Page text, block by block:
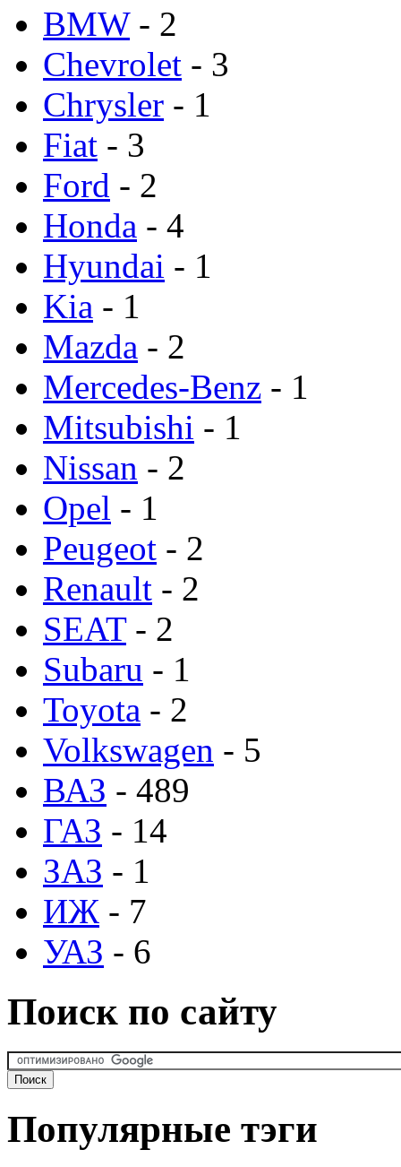
BMW- 2
Chevrolet - 3
Chrysler - 1
Fiat - 3
Ford - 2
Honda - 4
Hyundai - 1
Kia - 1
Mazda - 2
Mercedes-Benz - 1
Mitsubishi - 1
Nissan - 2
Opel - 1
Peugeot - 2
Renault - 2
SEAT- 2
Subaru - 1
Toyota - 2
Volkswagen - 5
ВАЗ - 489
ГАЗ - 14
ЗАЗ - 1
ИЖ - 7
УАЗ - 6
Поиск по сайту
Популярные тэги